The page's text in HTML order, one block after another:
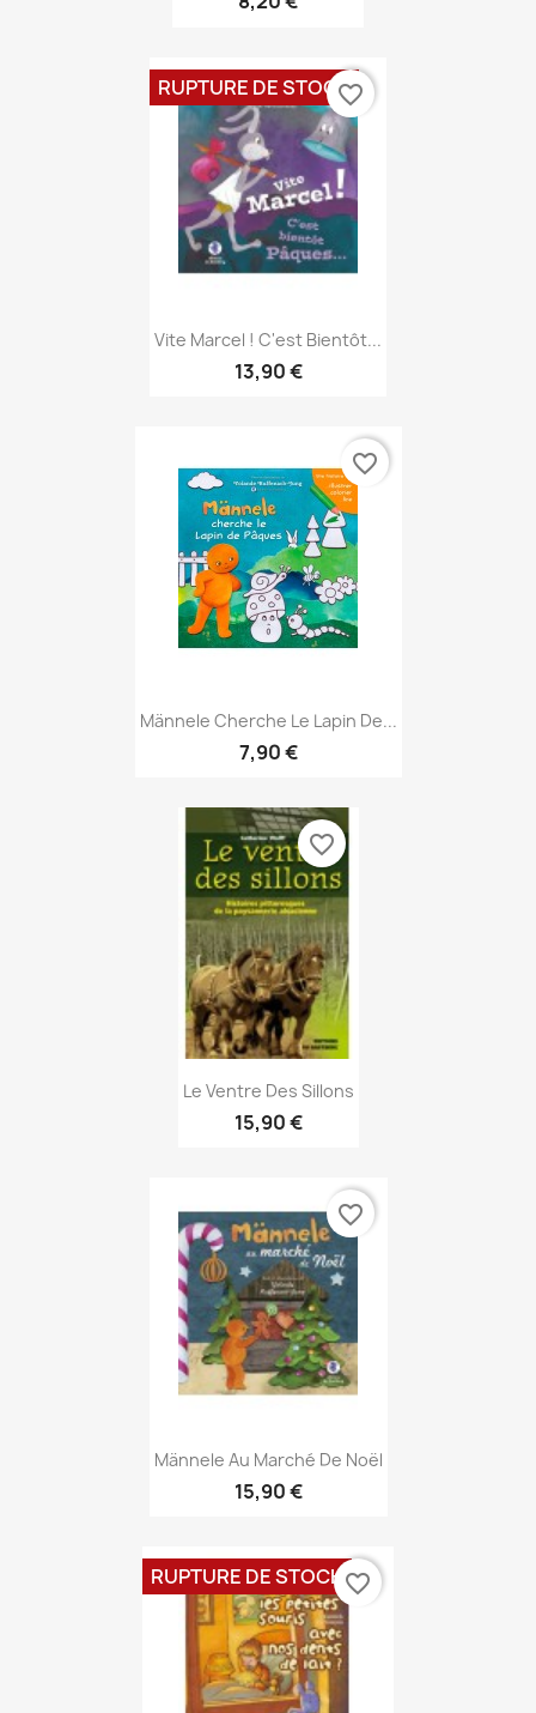
Aperçu rapide
Vite Marcel ! C'est Bientôt...
13,90 €
RUPTURE DE STOCKfavorite_border
Aperçu rapide
Männele Cherche Le Lapin De...
7,90 €
favorite_border
Aperçu rapide
Le Ventre Des Sillons
15,90 €
favorite_border
Aperçu rapide
Männele Au Marché De Noël
15,90 €
favorite_border
RUPTURE DE STOCK favorite_border